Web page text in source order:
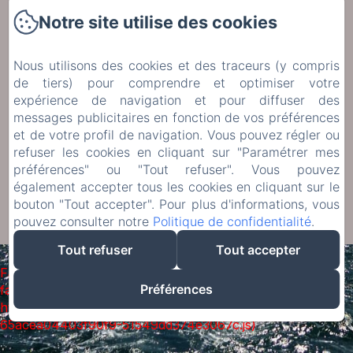
A visiter
Politique de confidentialité
Informations légales
Informations sur les cookies
Conditions Générales de Vente
EN FR DE
NL
Créé par Amenitiz
Failed to load BookingEngine/index: Loading chunk 93
failed. (missing:
https://d1cmur5l0xva3h.cloudfront.net/packs/93-
65acea04403f90f9-51549dd374e3067c.js)
Notre site utilise des cookies
Nous utilisons des cookies et des traceurs (y compris
de tiers) pour comprendre et optimiser votre
expérience de navigation et pour diffuser des
messages publicitaires en fonction de vos préférences
et de votre profil de navigation. Vous pouvez régler ou
refuser les cookies en cliquant sur "Paramétrer mes
préférences" ou "Tout refuser". Vous pouvez
également accepter tous les cookies en cliquant sur le
bouton "Tout accepter". Pour plus d'informations, vous
pouvez consulter notre Politique de confidentialité.
Tout refuser
Tout accepter
Préférences